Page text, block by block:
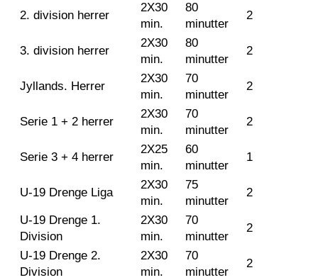
2. division herrer
2X30
min.
80
minutter
2
3. division herrer
2X30
min.
80
minutter
2
Jyllands. Herrer
2X30
min.
70
minutter
2
Serie 1 + 2 herrer
2X30
min.
70
minutter
2
Serie 3 + 4 herrer
2X25
min.
60
minutter
1
U-19 Drenge Liga
2X30
min.
75
minutter
2
U-19 Drenge 1.
Division
2X30
min.
70
minutter
2
U-19 Drenge 2.
Division
2X30
min.
70
minutter
2